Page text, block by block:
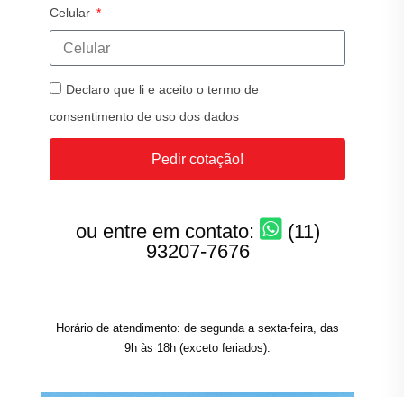
Celular
Declaro que li e aceito o termo de
consentimento de uso dos dados
Pedir cotação!
ou entre em contato:
(11)
93207-7676
Horário de atendimento: de segunda a sexta-feira, das
9h às 18h (exceto feriados).